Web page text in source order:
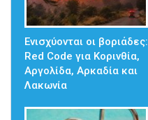
Ενισχύονται οι βοριάδες:
Red Code για Κορινθία,
Αργολίδα, Αρκαδία και
Λακωνία